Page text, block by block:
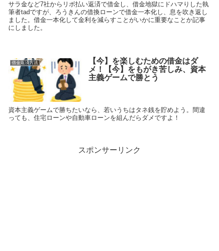
サラ金など7社からリボ払い返済で借金し、借金地獄にドハマりした執
筆者tadですが、ろうきんの借換ローンで借金一本化し、息を吹き返し
ました。借金一本化して金利を減らすことがいかに重要なことか記事
にしました。
借金返済方法
【今】を楽しむための借金はダ
メ！【今】をもがき苦しみ、資本
主義ゲームで勝とう
資本主義ゲームで勝ちたいなら、若いうちはタネ銭を貯めよう。間違
っても、住宅ローンや自動車ローンを組んだらダメですよ！
スポンサーリンク